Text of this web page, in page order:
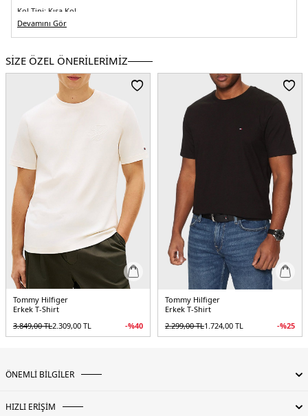
Kol Tipi: Kısa Kol
Kalıp Bilgisi:Regular Fit
3DE1MW0MW39256Z00.35
Devamını Gör
SİZE ÖZEL ÖNERİLERİMİZ
Tommy Hilfiger
Erkek T-Shirt
3.849,00TL2.309,00 TL -%40
Tommy Hilfiger
Erkek T-Shirt
2.299,00TL1.724,00 TL -%25
ÖNEMLİ BİLGİLER
HIZLI ERİŞİM